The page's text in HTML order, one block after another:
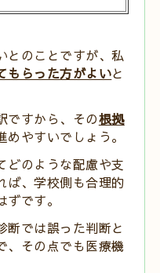
とのことですが、私
もらった方がよいと
ですから、その根拠
めやすいでしょう。
どのような配慮や支
ば、学校側も合理的
です。
断では誤った判断と
、その点でも医療機